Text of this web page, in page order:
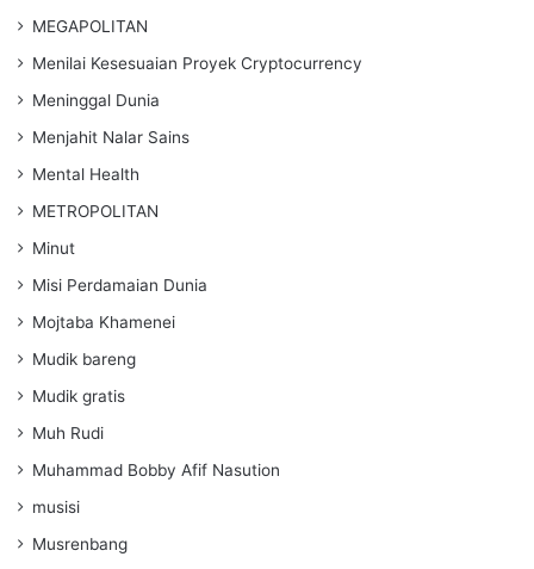
MEGAPOLITAN
Menilai Kesesuaian Proyek Cryptocurrency
Meninggal Dunia
Menjahit Nalar Sains
Mental Health
METROPOLITAN
Minut
Misi Perdamaian Dunia
Mojtaba Khamenei
Mudik bareng
Mudik gratis
Muh Rudi
Muhammad Bobby Afif Nasution
musisi
Musrenbang